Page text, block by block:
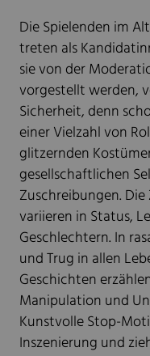
Die Spielenden im
treten als
sie von der
vorgestellt werden,
Sicherheit, denn
einer Vielzahl von
glitzernden
gesellschaftlichen
Zuschreibungen.
variieren in Status,
Geschlechtern. In
und Trug in allen
Geschichten
Manipulation und
Kunstvolle Stop-
Inszenierung und